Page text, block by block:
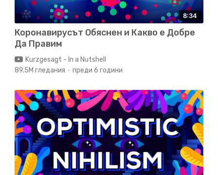
8:34
Коронавирусът Обяснен и Какво е Добре
Да Правим
Kurzgesagt - In a Nutshell
89.5M гледания
преди 6 години